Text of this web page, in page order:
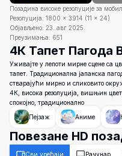
Позадина високе резолуције за
Резолуција: 1800 × 3914 (11 × 24)
Објављено: 23. авг 2025.
Преузимања: 651
4К Тапет Пагода
Уживајте у лепоти мирне сцене са
тапет. Традиционална јапанска
стварајући мирно и сликовито
4К, висока резолуција, вишњин
спокојно, традиционално
Пејзаж
Аниме
Повезане HD
Сви уређаји Рачунар